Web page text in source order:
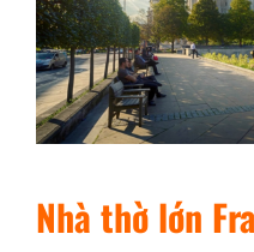
Nhà thờ lớn